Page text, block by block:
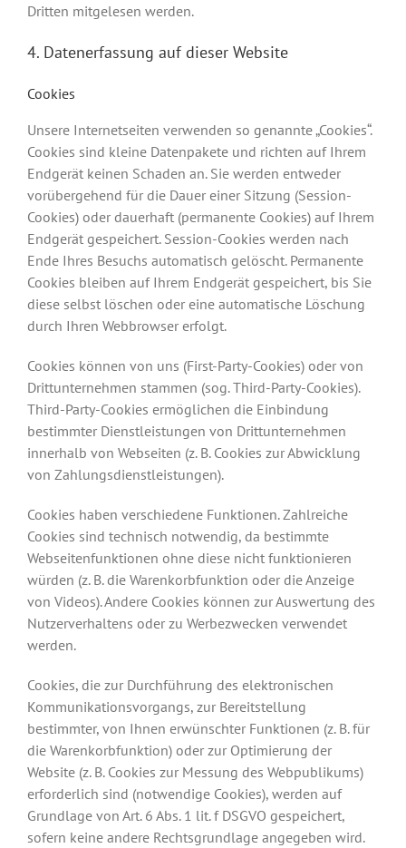
Dritten mitgelesen werden.
4. Datenerfassung auf dieser Website
Cookies
Unsere Internetseiten verwenden so genannte „Cookies“.
Cookies sind kleine Datenpakete und richten auf Ihrem
Endgerät keinen Schaden an. Sie werden entweder
vorübergehend für die Dauer einer Sitzung (Session-
Cookies) oder dauerhaft (permanente Cookies) auf Ihrem
Endgerät gespeichert. Session-Cookies werden nach
Ende Ihres Besuchs automatisch gelöscht. Permanente
Cookies bleiben auf Ihrem Endgerät gespeichert, bis Sie
diese selbst löschen oder eine automatische Löschung
durch Ihren Webbrowser erfolgt.
Cookies können von uns (First-Party-Cookies) oder von
Drittunternehmen stammen (sog. Third-Party-Cookies).
Third-Party-Cookies ermöglichen die Einbindung
bestimmter Dienstleistungen von Drittunternehmen
innerhalb von Webseiten (z. B. Cookies zur Abwicklung
von Zahlungsdienstleistungen).
Cookies haben verschiedene Funktionen. Zahlreiche
Cookies sind technisch notwendig, da bestimmte
Webseitenfunktionen ohne diese nicht funktionieren
würden (z. B. die Warenkorbfunktion oder die Anzeige
von Videos). Andere Cookies können zur Auswertung des
Nutzerverhaltens oder zu Werbezwecken verwendet
werden.
Cookies, die zur Durchführung des elektronischen
Kommunikationsvorgangs, zur Bereitstellung
bestimmter, von Ihnen erwünschter Funktionen (z. B. für
die Warenkorbfunktion) oder zur Optimierung der
Website (z. B. Cookies zur Messung des Webpublikums)
erforderlich sind (notwendige Cookies), werden auf
Grundlage von Art. 6 Abs. 1 lit. f DSGVO gespeichert,
sofern keine andere Rechtsgrundlage angegeben wird.